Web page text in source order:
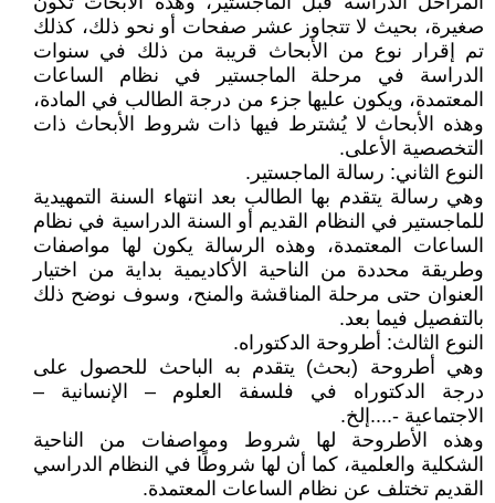
صغيرة، بحيث لا تتجاوز عشر صفحات أو نحو ذلك، كذلك
تم إقرار نوع من الأبحاث قريبة من ذلك في سنوات
الدراسة في مرحلة الماجستير في نظام الساعات
المعتمدة، ويكون عليها جزء من درجة الطالب في المادة،
وهذه الأبحاث لا يُشترط فيها ذات شروط الأبحاث ذات
التخصصية الأعلى.
النوع الثاني: رسالة الماجستير.
وهي رسالة يتقدم بها الطالب بعد انتهاء السنة التمهيدية
للماجستير في النظام القديم أو السنة الدراسية في نظام
الساعات المعتمدة، وهذه الرسالة يكون لها مواصفات
وطريقة محددة من الناحية الأكاديمية بداية من اختيار
العنوان حتى مرحلة المناقشة والمنح، وسوف نوضح ذلك
بالتفصيل فيما بعد.
النوع الثالث: أطروحة الدكتوراه.
وهي أطروحة (بحث) يتقدم به الباحث للحصول على
درجة الدكتوراه في فلسفة العلوم – الإنسانية –
الاجتماعية -....إلخ.
وهذه الأطروحة لها شروط ومواصفات من الناحية
الشكلية والعلمية، كما أن لها شروطًا في النظام الدراسي
القديم تختلف عن نظام الساعات المعتمدة.